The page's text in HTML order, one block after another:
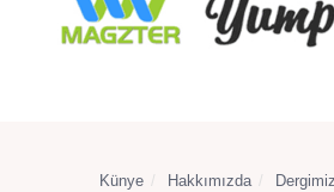
Künye Hakkımızda